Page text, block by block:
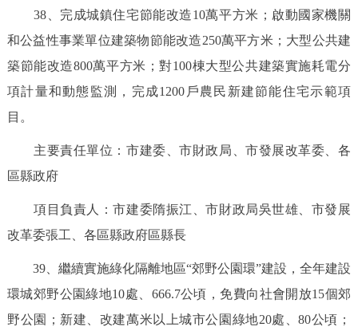
38、完成城鎮住宅節能改造10萬平方米；啟動國家機關
和公益性事業單位建築物節能改造250萬平方米；大型公共建
築節能改造800萬平方米；對100棟大型公共建築實施耗電分
項計量和動態監測，完成1200戶農民新建節能住宅示範項
目。
主要責任單位：市建委、市財政局、市發展改革委、各
區縣政府
項目負責人：市建委隋振江、市財政局吳世雄、市發展
改革委張工、各區縣政府區縣長
39、繼續實施綠化隔離地區“郊野公園環”建設，全年建設
環城郊野公園綠地10處、666.7公頃，免費向社會開放15個郊
野公園；新建、改建萬米以上城市公園綠地20處、80公頃；